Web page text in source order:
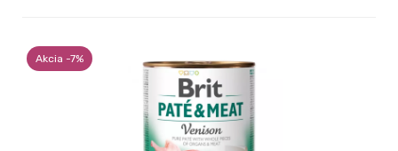
Akcia -7%